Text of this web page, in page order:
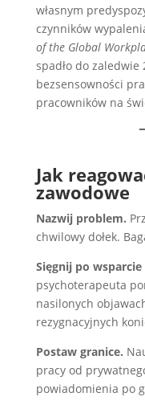
własnym
czynników
of the Global
spadło do zaledwie
bezsensowności
pracowników na
Jak
zawodowe
Nazwij problem.
chwilowy dołek.
Sięgnij po
psychoterapeuta
nasilonych
rezygnacyjnych
Postaw granice.
pracy od
powiadomienia po